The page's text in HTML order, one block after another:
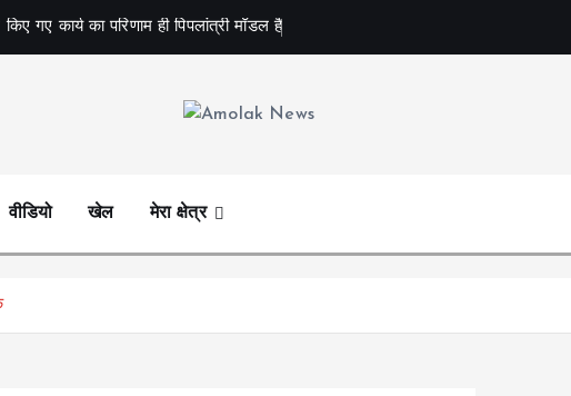
गए कार्य का परिणाम ही पिपलांत्री मॉडल है
वीडियो खेल मेरा क्षेत्र